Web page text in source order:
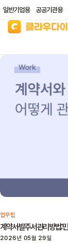
일반기업용 공공기관용
리소스/자료실
산업별 솔루션
업무팁
계약서·발주서 관리 방법:
2026년 05월 29일